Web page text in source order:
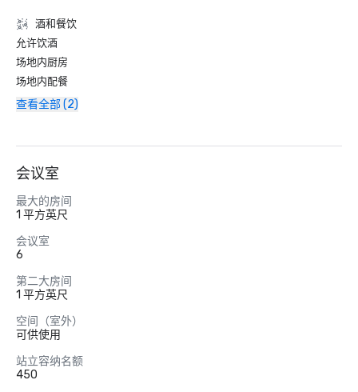
酒和餐饮
允许饮酒
场地内厨房
场地内配餐
查看全部 (2)
会议室
最大的房间
1 平方英尺
会议室
6
第二大房间
1 平方英尺
空间（室外）
可供使用
站立容纳名额
450